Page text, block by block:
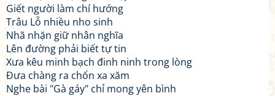
Giết người làm chí hướng
Trâu Lỗ nhiều nho sinh
Nhã nhặn giữ nhân nghĩa
Lên đường phải biết tự tin
Xưa kêu minh bạch đinh ninh trong lòng
Đưa chàng ra chốn xa xăm
Nghe bài "Gà gáy" chỉ mong yên bình